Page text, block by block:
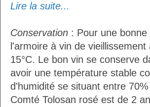
Lire la suite...
Conservation : Pour une
l'armoire à vin de
15°C. Le bon vin se conserve
avoir une température stable
d'humidité se situant entre
Comté Tolosan rosé est de 2